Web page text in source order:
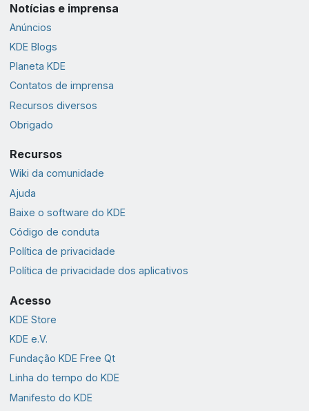
Notícias e imprensa
Anúncios
KDE Blogs
Planeta KDE
Contatos de imprensa
Recursos diversos
Obrigado
Recursos
Wiki da comunidade
Ajuda
Baixe o software do KDE
Código de conduta
Política de privacidade
Política de privacidade dos aplicativos
Acesso
KDE Store
KDE e.V.
Fundação KDE Free Qt
Linha do tempo do KDE
Manifesto do KDE